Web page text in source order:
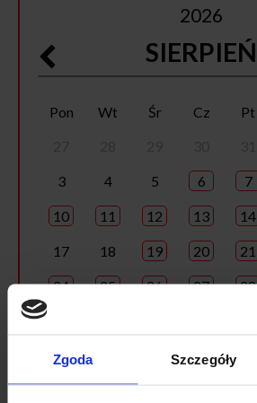
Zgoda Szczegóły
2026
SIERPIEŃ
Pon Wt Śr Cz Pt
3 4 5 6 7
10 11 12 13 14
17 18 19 20 21
24 25 26 27 28